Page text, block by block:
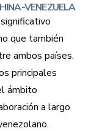
VENEZUELA
que también
ambos países.
principales
ámbito
a largo